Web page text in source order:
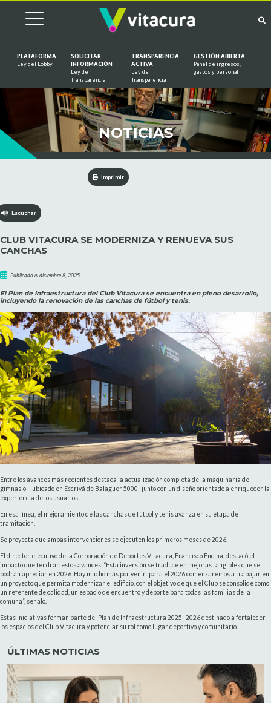
PLATAFORMA
Ley del Lobby
SOLICITAR
INFORMACIÓN
Ley de
Transparencia
TRANSPARENCIA
ACTIVA
Ley de
Transparencia
GESTIÓN ABIERTA
Panel de ingresos,
gastos y personal
NOTICIAS
Imprimir
Escuchar
CLUB VITACURA SE MODERNIZA Y RENUEVA SUS
CANCHAS
Publicado el diciembre 8, 2025
El Plan de Infraestructura del Club Vitacura se encuentra en pleno desarrollo,
incluyendo la renovación de las canchas de fútbol y tenis.
Entre los avances más recientes destaca la actualización completa de la maquinaria del
gimnasio – ubicado en Escrivá de Balaguer 5000- junto con un diseño orientado a enriquecer la
experiencia de los usuarios.
En esa línea, el mejoramiento de las canchas de fútbol y tenis avanza en su etapa de
tramitación.
Se proyecta que ambas intervenciones se ejecuten los primeros meses de 2026.
El director ejecutivo de la Corporación de Deportes Vitacura, Francisco Encina, destacó el
impacto que tendrán estos avances. “Esta inversión se traduce en mejoras tangibles que se
podrán apreciar en 2026. Hay mucho más por venir: para el 2026 comenzaremos a trabajar en
un proyecto que permita modernizar el edificio, con el objetivo de que el Club se consolide como
un referente de calidad, un espacio de encuentro y deporte para todas las familias de la
comuna”, señaló.
Estas iniciativas forman parte del Plan de Infraestructura 2025–2026 destinado a fortalecer
los espacios del Club Vitacura y potenciar su rol como lugar deportivo y comunitario.
ÚLTIMAS NOTICIAS